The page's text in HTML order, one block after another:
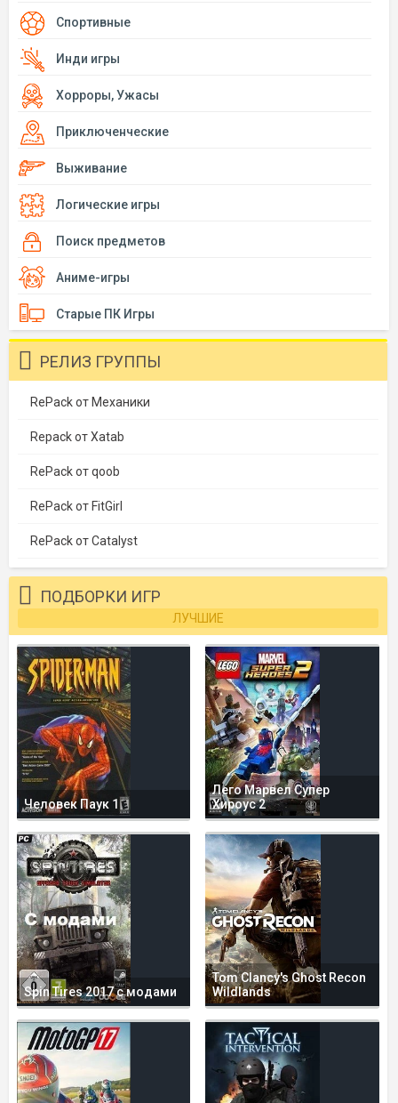
Спортивные
Инди игры
Хорроры, Ужасы
Приключенческие
Выживание
Логические игры
Поиск предметов
Аниме-игры
Старые ПК Игры
РЕЛИЗ ГРУППЫ
RePack от Механики
Repack от Xatab
RePack от qoob
RePack от FitGirl
RePack от Catalyst
ПОДБОРКИ ИГР
ЛУЧШИЕ
Человек Паук 1
Лего Марвел Супер
Хироус 2
Spin Tires 2017 с модами
Tom Clancy's Ghost Recon
Wildlands